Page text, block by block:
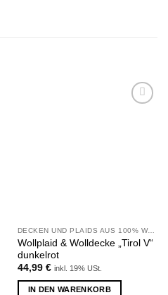
DECKEN UND PLAIDS AUS 100% WOLLE
Wollplaid & Wolldecke „Tirol V“
dunkelrot
44,99 € inkl. 19% USt.
IN DEN WARENKORB